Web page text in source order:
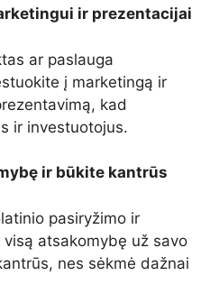
ir prezentacijai
ar paslauga
į marketingą ir
kad
ir investuotojus.
ir būkite kantrūs
pasiryžimo ir
atsakomybę už savo
nes sėkmė dažnai